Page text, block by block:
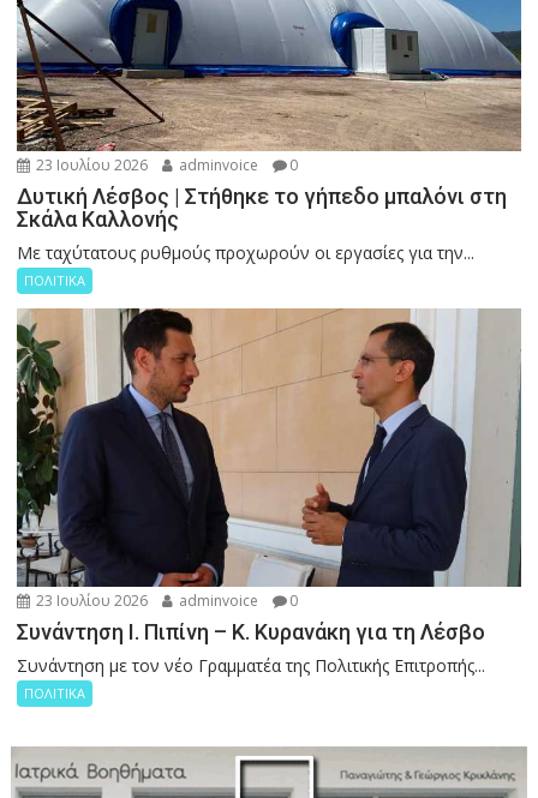
23 Ιουλίου 2026 adminvoice 0
Δυτική Λέσβος | Στήθηκε το γήπεδο μπαλόνι στη
Σκάλα Καλλονής
Με ταχύτατους ρυθμούς προχωρούν οι εργασίες για την...
ΠΟΛΙΤΙΚΑ
23 Ιουλίου 2026 adminvoice 0
Συνάντηση Ι. Πιπίνη – Κ. Κυρανάκη για τη Λέσβο
Συνάντηση με τον νέο Γραμματέα της Πολιτικής Επιτροπής...
ΠΟΛΙΤΙΚΑ